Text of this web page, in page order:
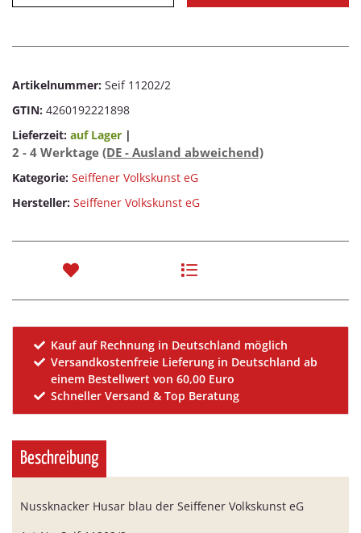
Artikelnummer: Seif 11202/2
GTIN: 4260192221898
Lieferzeit: auf Lager |
2 - 4 Werktage (DE - Ausland abweichend)
Kategorie: Seiffener Volkskunst eG
Hersteller: Seiffener Volkskunst eG
Kauf auf Rechnung in Deutschland möglich
Versandkostenfreie Lieferung in Deutschland ab
einem Bestellwert von 60,00 Euro
Schneller Versand & Top Beratung
Beschreibung
Nussknacker Husar blau der Seiffener Volkskunst eG